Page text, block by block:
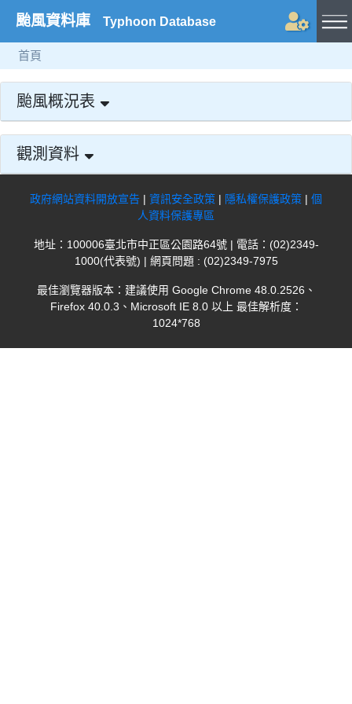
颱風資料庫 Typhoon Database
首頁
颱風概況表
觀測資料
政府網站資料開放宣告 | 資訊安全政策 | 隱私權保護政策 | 個
人資料保護專區
地址：100006臺北市中正區公園路64號 | 電話：(02)2349-
1000(代表號) | 網頁問題 : (02)2349-7975
最佳瀏覽器版本：建議使用 Google Chrome 48.0.2526、
Firefox 40.0.3、Microsoft IE 8.0 以上 最佳解析度：
1024*768